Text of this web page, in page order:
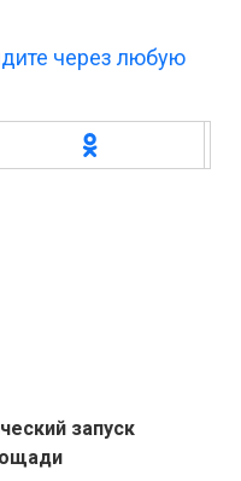
через любую
запуск